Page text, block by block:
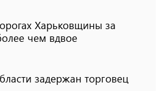
Харьковщины за
чем вдвое
задержан торговец